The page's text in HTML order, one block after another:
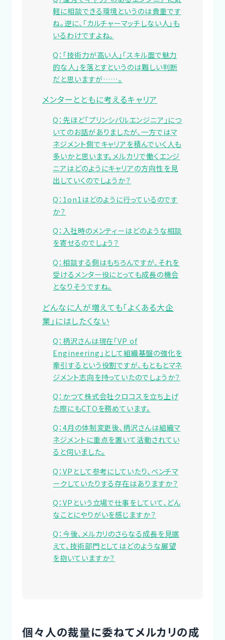
軽に相談できる環境というのは貴重です
ね。逆に、「カルチャーマッチしない人」も
いるわけですよね。
Q：「技術力が高い人」「スキル面で魅力
的な人」を落とすというのは難しい判断
だと思いますが……。
メンターとともに考えるキャリア
Q：先ほど「プリンシパルエンジニア」につ
いてのお話がありましたが、一方ではマ
ネジメント側でキャリアを積んでいく人も
多いかと思います。メルカリで働くエンジ
ニアはどのようにキャリアの方向性を見
出していくのでしょうか？
Q：1on1はどのように行っているのです
か？
Q：入社時のメンティーはどのような相談
を寄せるのでしょう？
Q：相談する側はもちろんですが、それを
受けるメンター役にとっても成長の機会
となりそうですね。
どんなに人が増えても「よくある大企
業」にはしたくない
Q：柄沢さんは現在「VP of
Engineering」として組織基盤の強化を
牽引するという役割ですが、もともとマネ
ジメント志向を持っていたのでしょうか？
Q：かつて株式会社クロコスを立ち上げ
た際にもCTOを務めています。
Q：4月の体制変更後、柄沢さんは組織マ
ネジメントに重点を置いて活動されてい
ると伺いました。
Q：VPとして参考にしていたり、ベンチマ
ークしていたりする存在はありますか？
Q：VPという立場で仕事をしていて、どん
なことにやりがいを感じますか？
Q：今後、メルカリのさらなる成長を見据
えて、技術部門としてはどのような展望
を抱いていますか？
個々人の裁量に委ねてメルカリの成